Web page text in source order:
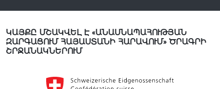
ԿԱՅՔԸ ՄՇԱԿՎԵԼ Է «ԱՆԱՍՆԱՊԱՀՈՒԹՅԱՆ
ԶԱՐԳԱՑՈՒՄ ՀԱՅԱՍՏԱՆԻ ՀԱՐԱՎՈՒՄ» ԾՐԱԳՐԻ
ՇՐՋԱՆԱԿՆԵՐՈՒՄ